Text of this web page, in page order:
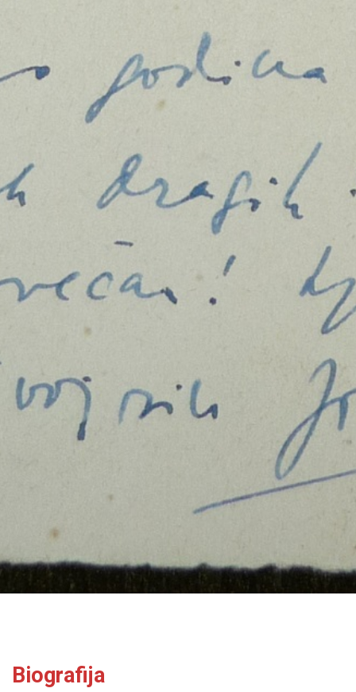
Biografija